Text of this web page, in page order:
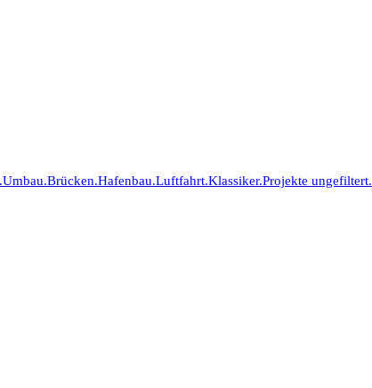
Umbau.Brücken.Hafenbau.Luftfahrt.Klassiker.Projekte ungefiltert.